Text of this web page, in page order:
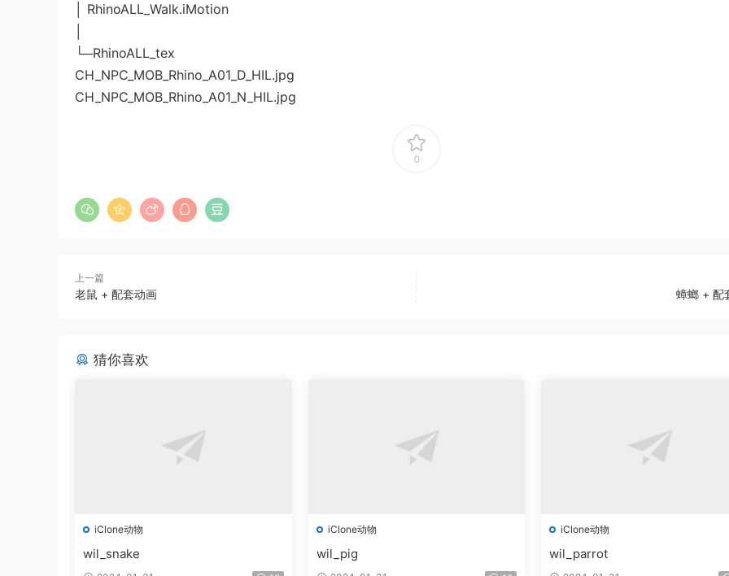
│ RhinoALL_Walk.iMotion
└─RhinoALL_tex
CH_NPC_MOB_Rhino_A01_D_HIL.jpg
CH_NPC_MOB_Rhino_A01_N_HIL.jpg
0
上一篇
老鼠 + 配套动画 蟑螂 + 配
猜你喜欢
iClone动物
wil_snake
iClone动物
wil_pig
iClone动物
wil_parrot